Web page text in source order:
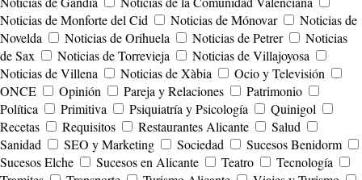
Noticias de Monforte del Cid
Noticias de Mónovar
Noticias de
Novelda
Noticias de Orihuela Noticias de Petrer
Noticias
de Sax
Noticias de Torrevieja
Noticias de Villajoyosa
Noticias de Villena
Noticias de Xàbia
Ocio y Televisión
ONCE
Opinión Pareja y Relaciones
Patrimonio
Política
Primitiva Psiquiatría y Psicología
Quinigol
Recetas
Requisitos Restaurantes Alicante
Salud
Sanidad
SEO y Marketing Sociedad
Sucesos Benidorm
Sucesos Elche
Sucesos en Alicante Teatro
Tecnología